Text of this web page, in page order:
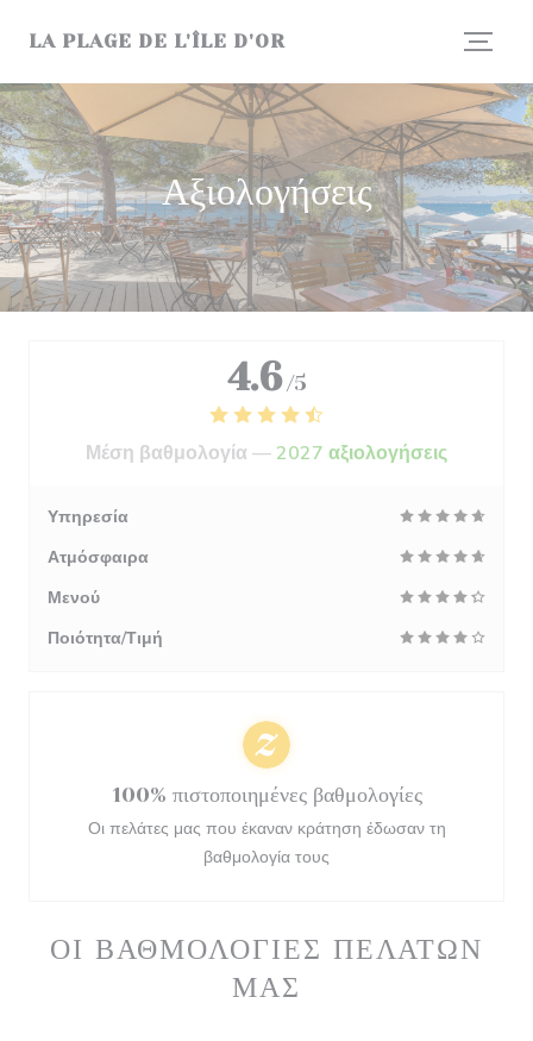
LA PLAGE DE L'ÎLE D'OR
Αξιολογήσεις
ΟΙ ΒΑΘΜΟΛΟΓΊΕΣ ΠΕΛΑΤΏΝ
ΜΑΣ
4.6 /5
Μέση βαθμολογία — 2027 αξιολογήσεις
Υπηρεσία
Ατμόσφαιρα
Μενού
Ποιότητα/Τιμή
100% πιστοποιημένες βαθμολογίες
Οι πελάτες μας που έκαναν κράτηση έδωσαν τη
βαθμολογία τους